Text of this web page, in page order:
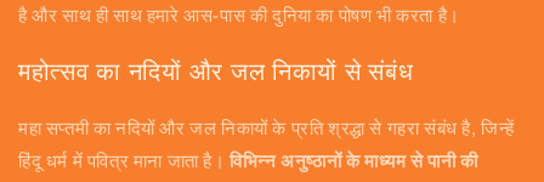
है और साथ ही साथ हमारे आस-पास की दुनिया का पोषण भी करता है।
महोत्सव का नदियों और जल निकायों से संबंध
महा सप्तमी का नदियों और जल निकायों के प्रति श्रद्धा से गहरा संबंध है, जिन्हें
हिंदू धर्म में पवित्र माना जाता है।विभिन्न अनुष्ठानों के माध्यम से पानी की